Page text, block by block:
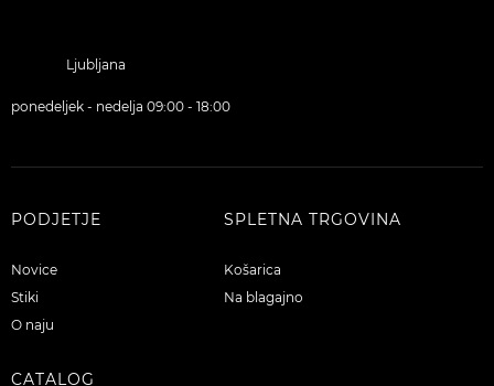
Ljubljana
ponedeljek - nedelja 09:00 - 18:00
PODJETJE
Novice
Stiki
O naju
SPLETNA TRGOVINA
Košarica
Na blagajno
CATALOG